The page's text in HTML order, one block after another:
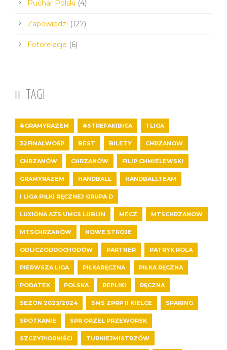
Puchar Polski (4)
Zapowiedzi (127)
Fotorelacje (6)
TAGI
#GRAMYRAZEM #STREFAKIBICA 1 LIGA
32FINAŁWOŚP BEST BILETY CHRZANOW
CHRZANÓW CHRZANÓW FILIP CHMIELEWSKI
GRAMYRAZEM HANDBALL HANDBALLTEAM
I LIGA PIŁKI RĘCZNEJ GRUPA D
LUXIONA AZS UMCS LUBLIN MECZ MTSCHRZANOW
MTSCHRZANÓW NOWE STROJE
ODLICZODDOCHODÓW PARTNER PATRYK ROLA
PIERWSZA LIGA PIŁKARĘCZNA PIŁKA RĘCZNA
PODATEK POLSKA REPLIKI RĘCZNA
SEZON 2023/2024 SMS ZPRP II KIELCE SPARING
SPOTKANIE SPR ORZEŁ PRZEWORSK
SZCZYPIORNIŚCI TURNIEJMISTRZÓW